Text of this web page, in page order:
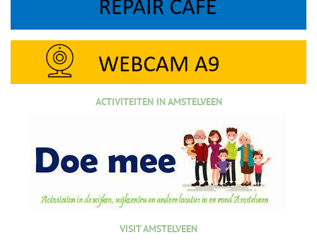
ACTIVITEITEN IN AMSTELVEEN
VISIT AMSTELVEEN